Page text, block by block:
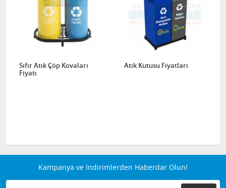
Sıfır Atık Çöp Kovaları
Fiyatı
Atık Kutusu Fiyatları
Kampanya ve İndirimlerden Haberdar Olun!